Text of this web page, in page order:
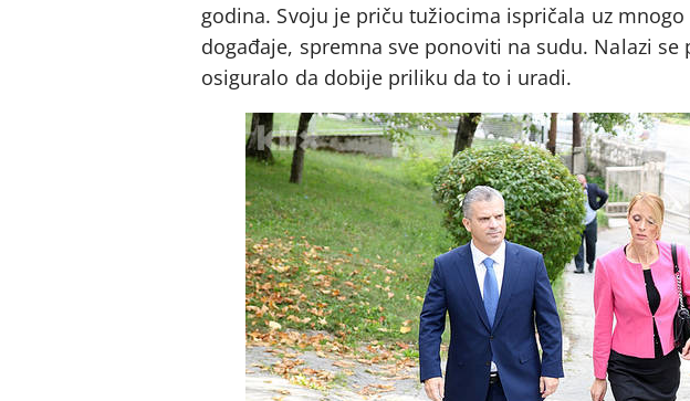
godina. Svoju je priču tužiocima ispričala uz
događaje, spremna sve ponoviti na sudu. Nalazi
osiguralo da dobije priliku da to i uradi.